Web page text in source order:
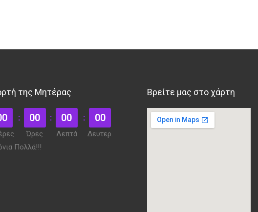
της Μητέρας
00
Ώρες
00
Λεπτά
00
Δευτερ.
Πολλά!!!
Βρείτε μας στο χάρτη